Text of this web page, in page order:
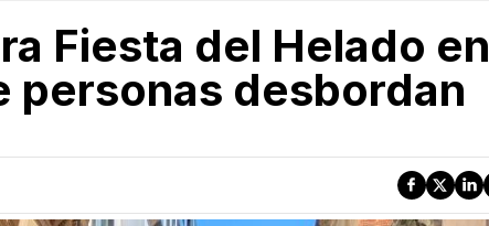
Fiesta del Helado en
personas desbordan